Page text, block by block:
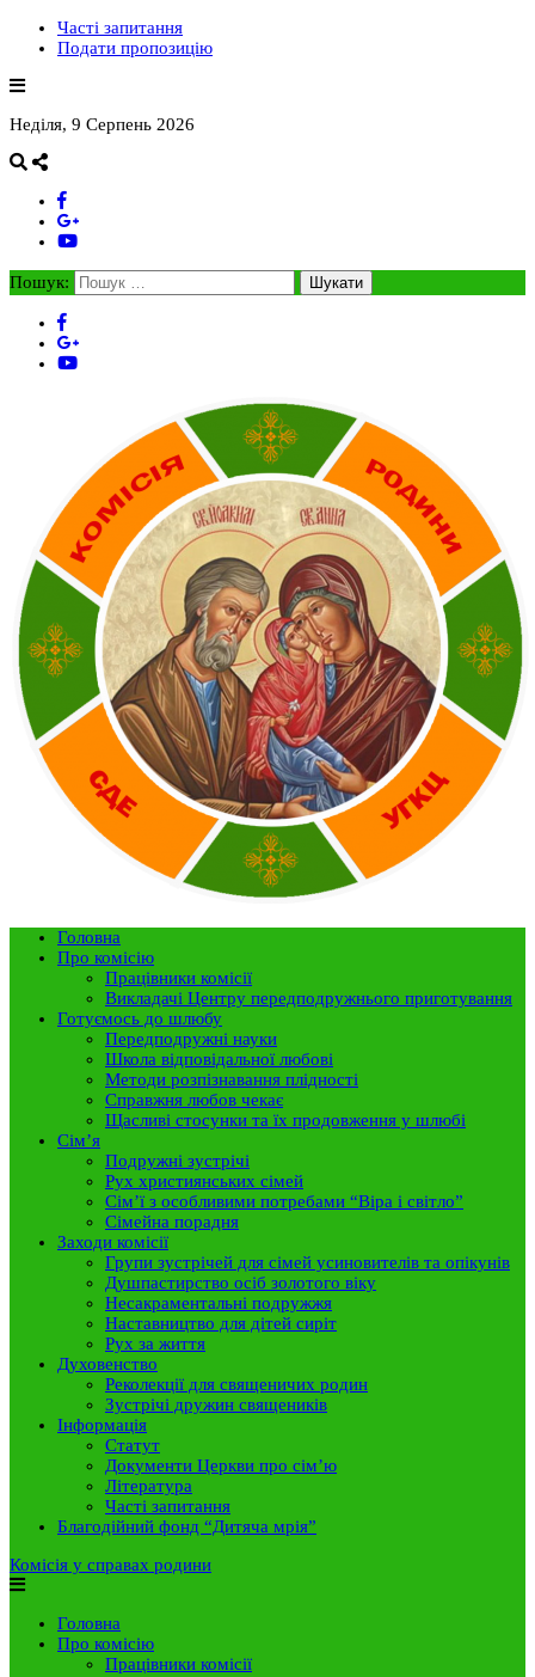
Часті запитання
Подати пропозицію
Неділя, 9 Серпень 2026
Пошук:
Головна
Про комісію
Працівники комісії
Викладачі Центру передподружнього приготування
Готуємось до шлюбу
Передподружні науки
Школа відповідальної любові
Методи розпізнавання плідності
Справжня любов чекає
Щасливі стосунки та їх продовження у шлюбі
Сім’я
Подружні зустрічі
Рух християнських сімей
Сім’ї з особливими потребами “Віра і світло”
Сімейна порадня
Заходи комісії
Групи зустрічей для сімей усиновителів та опікунів
Душпастирство осіб золотого віку
Несакраментальні подружжя
Наставництво для дітей сиріт
Рух за життя
Духовенство
Реколекції для священичих родин
Зустрічі дружин священиків
Інформація
Статут
Документи Церкви про сім’ю
Література
Часті запитання
Благодійний фонд “Дитяча мрія”
Комісія у справах родини
Головна
Про комісію
Працівники комісії